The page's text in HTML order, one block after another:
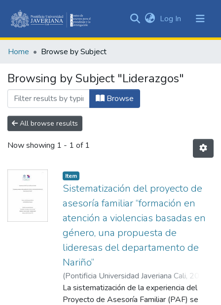
&
All of DSpace
Log In (current)
Home Browse by Subject
Browsing by Subject "Liderazgos"
Browse
All browse results
Now showing 1 - 1 of 1
Item
Sistematización del proyecto de
asesoría familiar “formación en
atención a violencias basadas en
género, una propuesta de
lideresas del departamento de
Nariño”
(Pontificia Universidad Javeriana Cali, 2021
Rodríguez Monroy, Mónica Lizeth;Ruano
Noguera, Julie Estela; Victoria Morales,
La sistematización de la experiencia del
Proyecto de Asesoría Familiar (PAF) se